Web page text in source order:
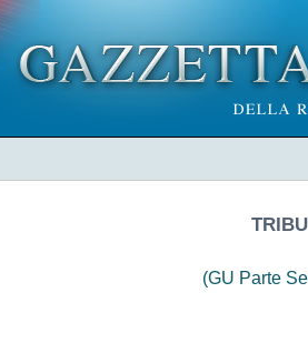
(GU Parte